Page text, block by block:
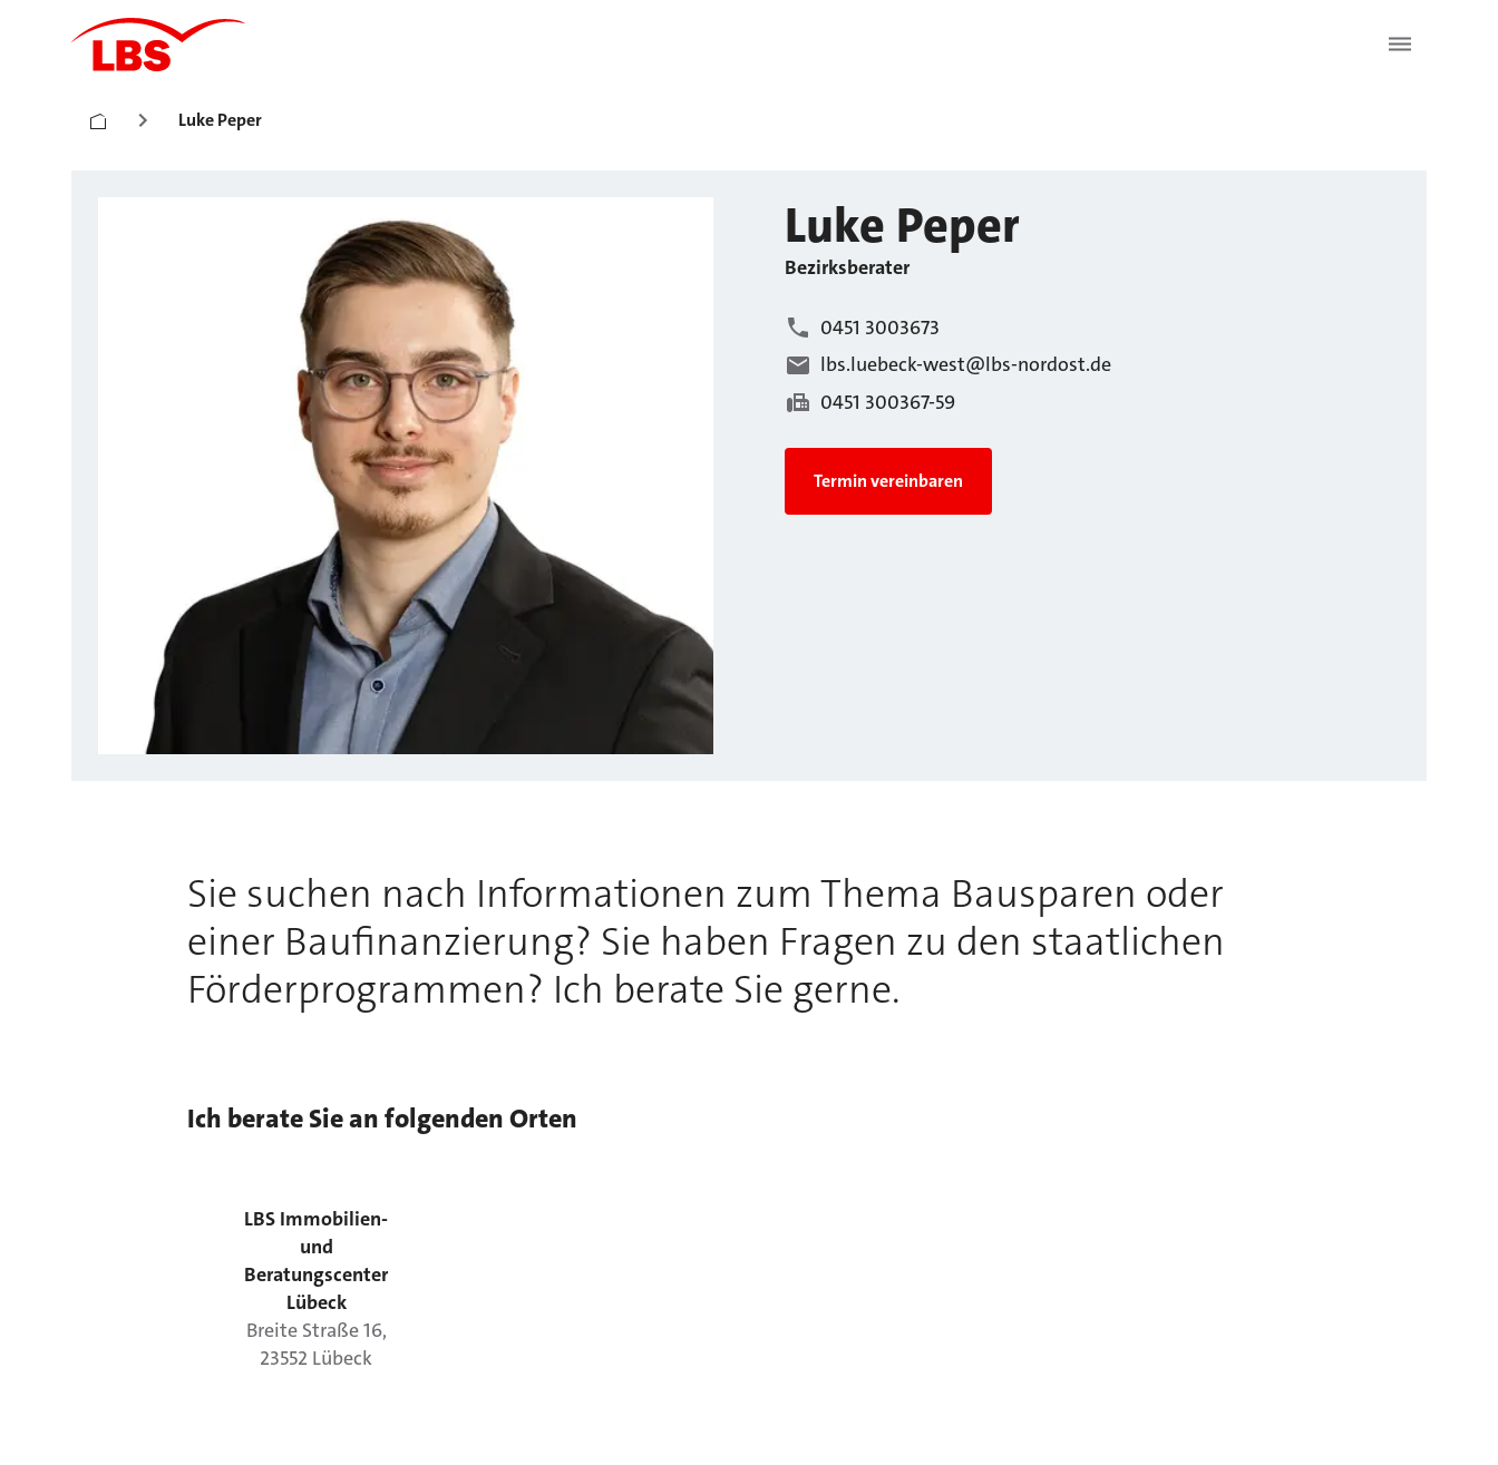
Luke Peper
Luke Peper
Bezirksberater
0451 3003673
lbs.luebeck-west@lbs-nordost.de
0451 300367-59
Termin vereinbaren
Sie suchen nach Informationen zum Thema Bausparen oder
einer Baufinanzierung? Sie haben Fragen zu den staatlichen
Förderprogrammen? Ich berate Sie gerne.
Ich berate Sie an folgenden Orten
LBS Immobilien-
und
Beratungscenter
Lübeck
Breite Straße16,
23552 Lübeck